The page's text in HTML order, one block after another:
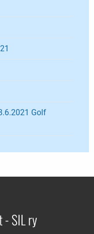
Golf
- SIL ry